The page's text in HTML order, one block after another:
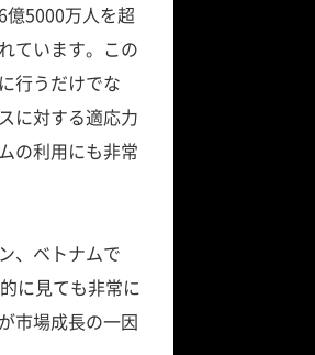
5000万人を超
ています。この
行うだけでな
に対する適応力
の利用にも非常
、ベトナムで
に見ても非常に
市場成長の一因